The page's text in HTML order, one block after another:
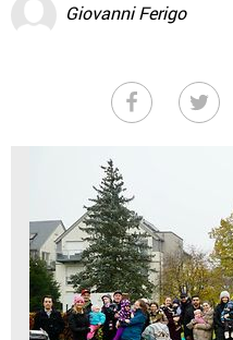
Giovanni Ferigo